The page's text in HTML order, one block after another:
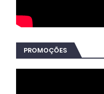
PROMOÇÕES